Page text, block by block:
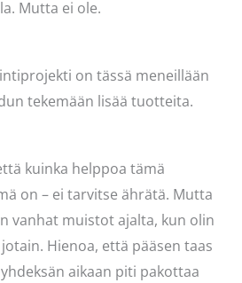
Mutta ei ole.
on tässä meneillään
tekemään lisää tuotteita.
kuinka helppoa tämä
on – ei tarvitse ährätä. Mutta
vanhat muistot ajalta, kun olin
Hienoa, että pääsen taas
aikaan piti pakottaa